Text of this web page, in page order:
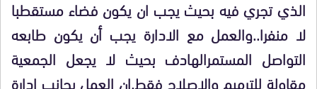
الذي تجري فيه بحيث يجب ان يكون فضاء مستقطبا
لا منفرا..والعمل مع الادارة يجب أن يكون طابعه
التواصل المستمرالهادف بحيث لا يجعل الجمعية
مقاولة للترميم والاصلاح فقط.ان العمل بجانب ادارة